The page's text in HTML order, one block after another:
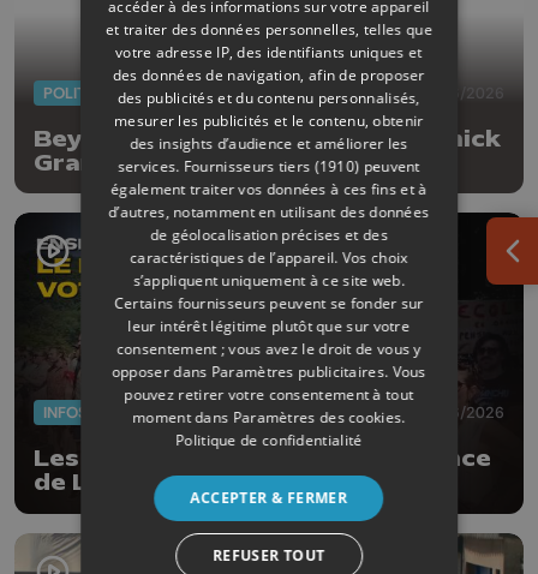
POLITIQUE 10/06/2026
Beyne-Heusay : enseignante, Annick
Grandjean quitte le parti Les
Engagés
INFOS 05/06/2026
Les actus de la semaine en province
de Liège
accéder à des informations sur votre appareil
et traiter des données personnelles, telles que
votre adresse IP, des identifiants uniques et
des données de navigation, afin de proposer
des publicités et du contenu personnalisés,
mesurer les publicités et le contenu, obtenir
des insights d’audience et améliorer les
services. Fournisseurs tiers (1910) peuvent
également traiter vos données à ces fins et à
d’autres, notamment en utilisant des données
de géolocalisation précises et des
caractéristiques de l’appareil. Vos choix
s’appliquent uniquement à ce site web.
Certains fournisseurs peuvent se fonder sur
leur intérêt légitime plutôt que sur votre
consentement ; vous avez le droit de vous y
opposer dans Paramètres publicitaires. Vous
pouvez retirer votre consentement à tout
moment dans Paramètres des cookies.
Politique de confidentialité
ACCEPTER & FERMER
REFUSER TOUT